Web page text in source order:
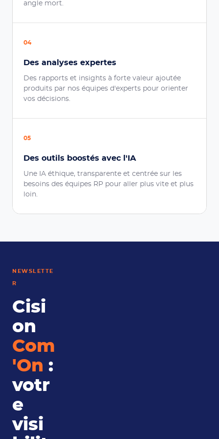
angle mort.
04
Des analyses expertes
Des rapports et insights à forte valeur ajoutée
produits par nos équipes d'experts pour orienter
vos décisions.
05
Des outils boostés avec l'IA
Une IA éthique, transparente et centrée sur les
besoins des équipes RP pour aller plus vite et plus
loin.
NEWSLETTE
R
Cisi
on
Com
'On :
votr
e
visi